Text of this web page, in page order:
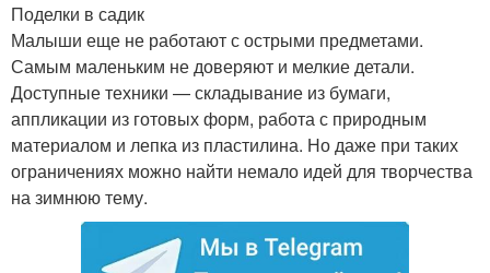
Поделки в садик
Малыши еще не работают с острыми предметами.
Самым маленьким не доверяют и мелкие детали.
Доступные техники — складывание из бумаги,
аппликации из готовых форм, работа с природным
материалом и лепка из пластилина. Но даже при таких
ограничениях можно найти немало идей для творчества
на зимнюю тему.